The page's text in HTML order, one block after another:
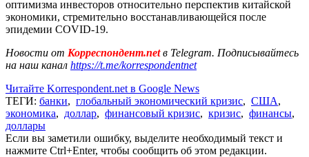
оптимизма инвесторов относительно перспектив китайской
экономики, стремительно восстанавливающейся после
эпидемии COVID-19.
Новости от Корреспондент.netв Telegram. Подписывайтесь
на наш канал https://t.me/korrespondentnet
Читайте Korrespondent.net в Google News
ТЕГИ: банки, глобальный экономический кризис, США,
экономика, доллар, финансовый кризис, кризис, финансы,
доллары
Если вы заметили ошибку, выделите необходимый текст и
нажмите Ctrl+Enter, чтобы сообщить об этом редакции.